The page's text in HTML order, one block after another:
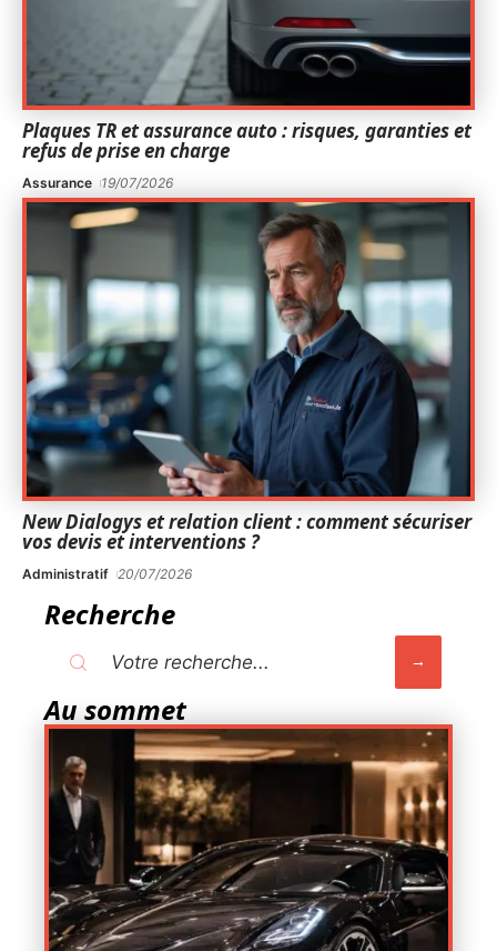
Plaques TR et assurance auto : risques, garanties et
refus de prise en charge
Assurance 19/07/2026
New Dialogys et relation client : comment sécuriser
vos devis et interventions ?
Administratif 20/07/2026
Recherche
Au sommet